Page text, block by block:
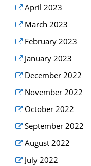
April 2023
March 2023
February 2023
January 2023
December 2022
November 2022
October 2022
September 2022
August 2022
July 2022